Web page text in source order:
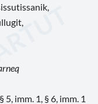
5, imm. 1, § 6, imm. 1